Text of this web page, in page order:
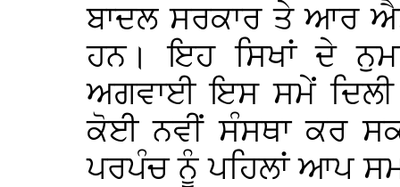
ਬਾਦਲ ਸਰਕਾਰ ਤੇ ਆਰ
ਹਨ। ਇਹ ਸਿਖਾਂ ਦੇ
ਅਗਵਾਈ ਇਸ ਸਮੇਂ
ਕੋਈ ਨਵੀਂ ਸੰਸਥਾ ਕਰ
ਪਰਪੰਚ ਨੂੰ ਪਹਿਲਾਂ ਆਪ